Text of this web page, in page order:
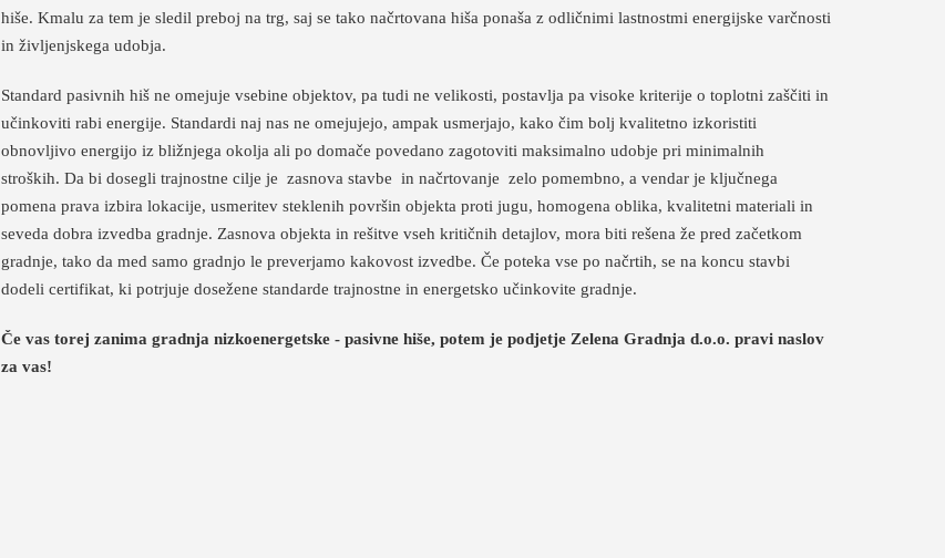
hiše. Kmalu za tem je sledil preboj na trg, saj se tako načrtovana hiša ponaša z odličnimi lastnostmi energijske varčnosti
in življenjskega udobja.
Standard pasivnih hiš ne omejuje vsebine objektov, pa tudi ne velikosti, postavlja pa visoke kriterije o toplotni zaščiti in
učinkoviti rabi energije. Standardi naj nas ne omejujejo, ampak usmerjajo, kako čim bolj kvalitetno izkoristiti
obnovljivo energijo iz bližnjega okolja ali po domače povedano zagotoviti maksimalno udobje pri minimalnih
stroških. Da bi dosegli trajnostne cilje je zasnova stavbe in načrtovanje zelo pomembno, a vendar je ključnega
pomena prava izbira lokacije, usmeritev steklenih površin objekta proti jugu, homogena oblika, kvalitetni materiali in
seveda dobra izvedba gradnje. Zasnova objekta in rešitve vseh kritičnih detajlov, mora biti rešena že pred začetkom
gradnje, tako da med samo gradnjo le preverjamo kakovost izvedbe. Če poteka vse po načrtih, se na koncu stavbi
dodeli certifikat, ki potrjuje dosežene standarde trajnostne in energetsko učinkovite gradnje.
Če vas torej zanima gradnja nizkoenergetske - pasivne hiše, potem je podjetje Zelena Gradnja d.o.o. pravi naslov
za vas!